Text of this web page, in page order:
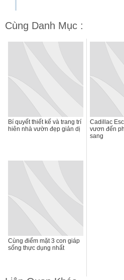
Cùng Danh Mục :
Bí quyết thiết kế và trang trí
hiên nhà vườn đẹp giản dị
Cadillac
vươn đến
sang
Cùng điểm mặt 3 con giáp
sống thực dụng nhất